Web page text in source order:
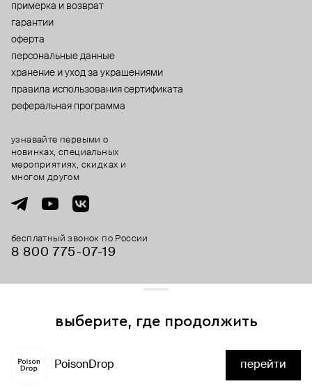
примерка и возврат
гарантии
оферта
персональные данные
хранение и уход за украшениями
правила использования сертификата
реферальная программа
бесплатный звонок по России
8 800 775⁠-07⁠-19
узнавайте первыми о
новинках, специальных
мероприятиях, скидках и
многом другом
выберите, где продолжить
PoisonDrop перейти
и сервисы аналитики. Продолжая его использование,
вы соглашаетесь с нашим